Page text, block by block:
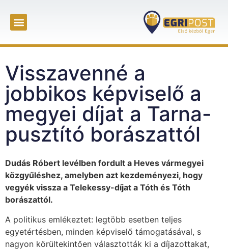
Visszavenné a
jobbikos képviselő a
megyei díjat a Tarna-
pusztító borászattól
Dudás Róbert levélben fordult a Heves vármegyei
közgyűléshez, amelyben azt kezdeményezi, hogy
vegyék vissza a Telekessy-díjat a Tóth és Tóth
borászattól.
A politikus emlékeztet: legtöbb esetben teljes
egyetértésben, minden képviselő támogatásával, s
nagyon körültekintően választották ki a díjazottakat,